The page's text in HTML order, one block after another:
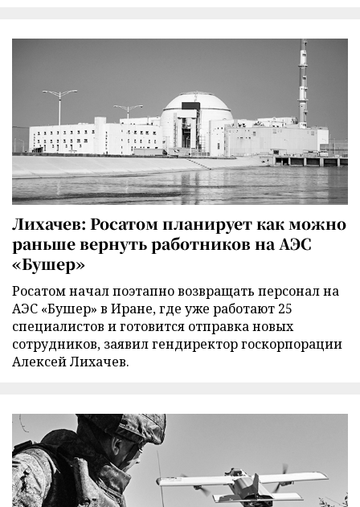
Лихачев: Росатом планирует как можно
раньше вернуть работников на АЭС
«Бушер»
Росатом начал поэтапно возвращать персонал на
АЭС «Бушер» в Иране, где уже работают 25
специалистов и готовится отправка новых
сотрудников, заявил гендиректор госкорпорации
Алексей Лихачев.